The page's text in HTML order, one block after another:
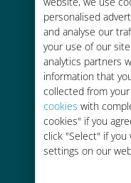
personalised
and analyse our
your use of our
analytics partners
information that
collected from
cookies with
cookies" if you
click "Select" if
settings on our
Ovunque
senza